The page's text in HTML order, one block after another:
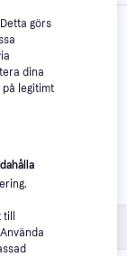
görs
dina
legitimt